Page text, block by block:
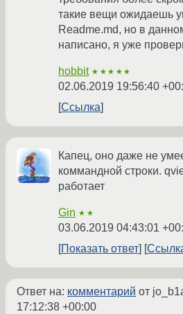
такие вещи ожидаешь
Readme.md, но в
написано, я уже
hobbit ★★★★★
02.06.2019 19:56:40
Ссылка
Капец, оно даже не
коммандной строки.
работает
Gin ★★
03.06.2019 04:43:01
Показать ответ
Ответ на: комментарий от
17:12:38 +00:00